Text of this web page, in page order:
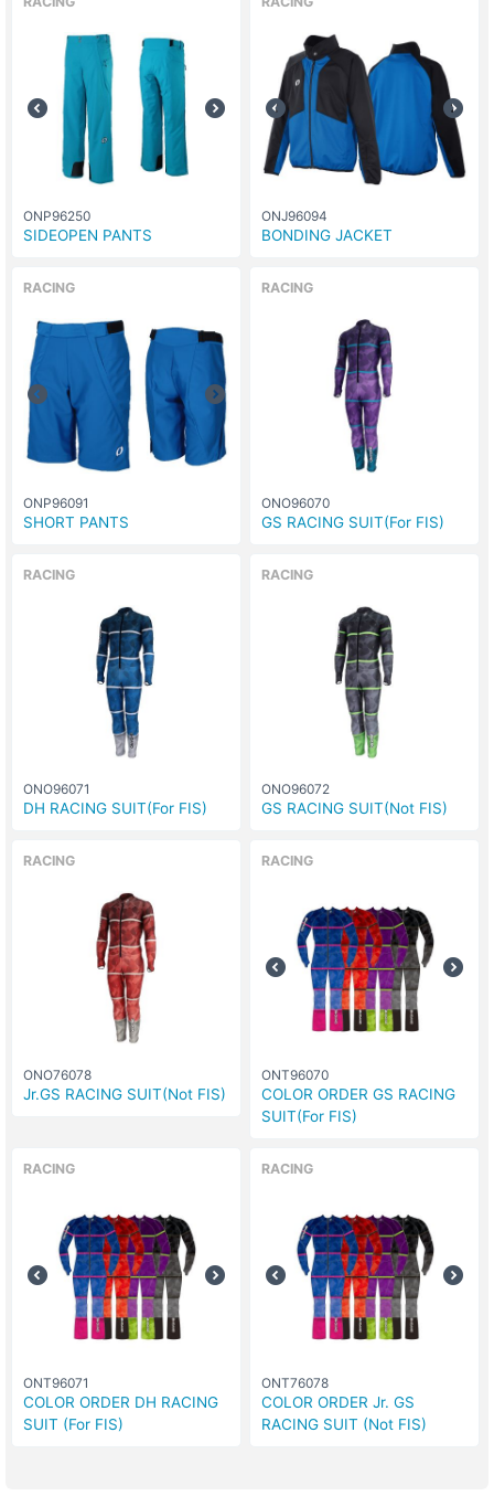
ONP96250
SIDEOPEN PANTS
ONJ96094
BONDING JACKET
RACING
ONP96091
SHORT PANTS
RACING
ONO96070
GS RACING SUIT(For FIS)
RACING
ONO96071
DH RACING SUIT(For FIS)
RACING
ONO96072
GS RACING SUIT(Not FIS)
RACING
ONO76078
Jr.GS RACING SUIT(Not FIS)
RACING
ONT96070
COLOR ORDER GS RACING
SUIT(For FIS)
RACING
ONT96071
COLOR ORDER DH RACING
SUIT (For FIS)
RACING
ONT76078
COLOR ORDER Jr. GS
RACING SUIT (Not FIS)